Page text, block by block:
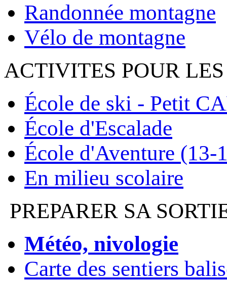
Randonnée montagne
Vélo de montagne
ACTIVITES POUR
École de ski - Petit
École d'Escalade
École d'Aventure (13-
En milieu scolaire
PREPARER SA
Météo, nivologie
Carte des sentiers